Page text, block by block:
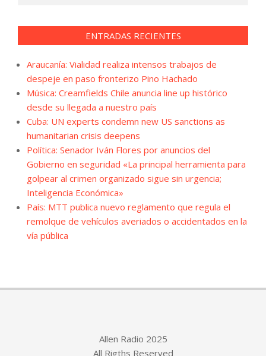
ENTRADAS RECIENTES
Araucanía: Vialidad realiza intensos trabajos de
despeje en paso fronterizo Pino Hachado
Música: Creamfields Chile anuncia line up histórico
desde su llegada a nuestro país
Cuba: UN experts condemn new US sanctions as
humanitarian crisis deepens
Política: Senador Iván Flores por anuncios del
Gobierno en seguridad «La principal herramienta para
golpear al crimen organizado sigue sin urgencia;
Inteligencia Económica»
País: MTT publica nuevo reglamento que regula el
remolque de vehículos averiados o accidentados en la
vía pública
Allen Radio 2025
All Rigths Reserved